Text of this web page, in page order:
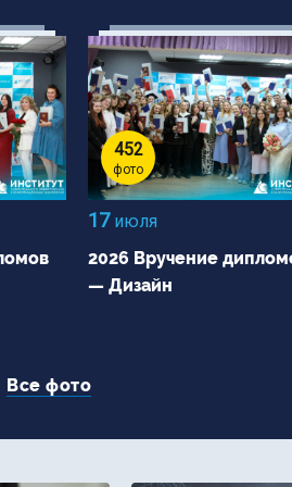
452
фото
17июля
2026 Вручение
— Дизайн
Все фото